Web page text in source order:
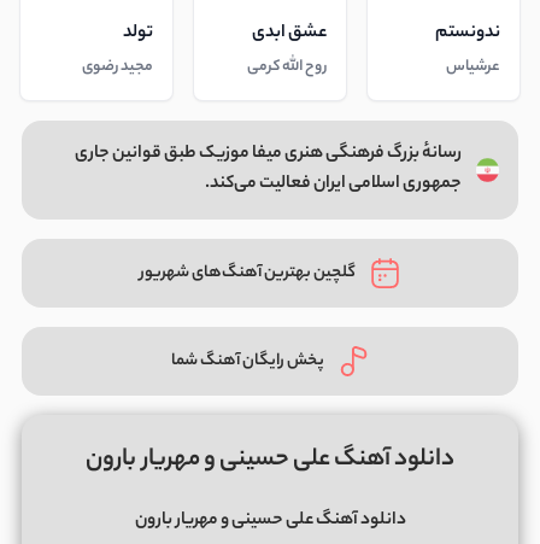
ندونستم
عرشیاس
عشق ابدی
روح الله کرمی
تولد
مجید رضوی
رسانهٔ بزرگ فرهنگی هنری میفا موزیک طبق قوانین جاری
جمهوری اسلامی ایران فعالیت می‌کند.
گلچین بهترین آهنگ‌های شهریور
پخش رایگان آهنگ شما
دانلود آهنگ علی حسینی و مهریار بارون
دانلود آهنگ علی حسینی و مهریار بارون